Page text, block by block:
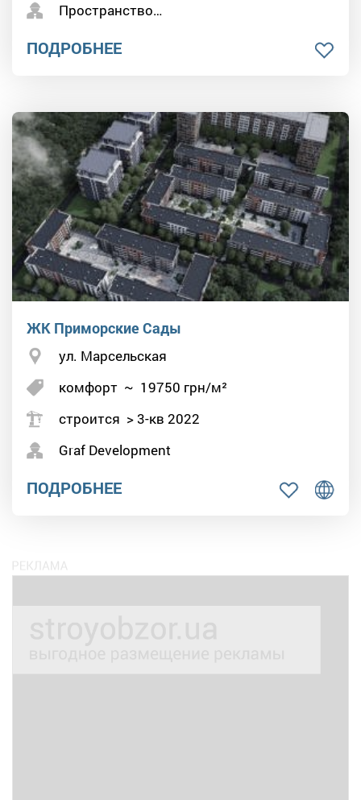
Пространство…
ПОДРОБНЕЕ
ЖК Приморские Сады
ул. Марсельская
комфорт ~ 19750 грн/м²
строится > 3-кв 2022
Graf Development
ПОДРОБНЕЕ